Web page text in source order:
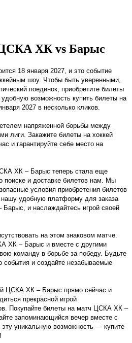
ХК vs Барыс
18 января 2027, и это событие
шоу. Чтобы быть уверенными,
поединок, приобретите билеты
возможность купить билеты на
2027 в несколько кликов.
напряженной борьбы между
лиги. Закажите билеты на хоккей
и гарантируйте себе место на
ХК – Барыс теперь стала еще
поиске и доставке билетов нам. Мы
условия приобретения билетов
удобную платформу для заказа
и наслаждайтесь игрой своей
на этом знаковом матче.
ХК – Барыс и вместе с другими
команду в борьбе за победу. Будьте
события и создайте незабываемые
ЦСКА ХК – Барыс прямо сейчас и
прекрасной игрой
Покупайте билеты на матч ЦСКА ХК –
запоминающийся вечер вместе с
уникальную возможность — купите